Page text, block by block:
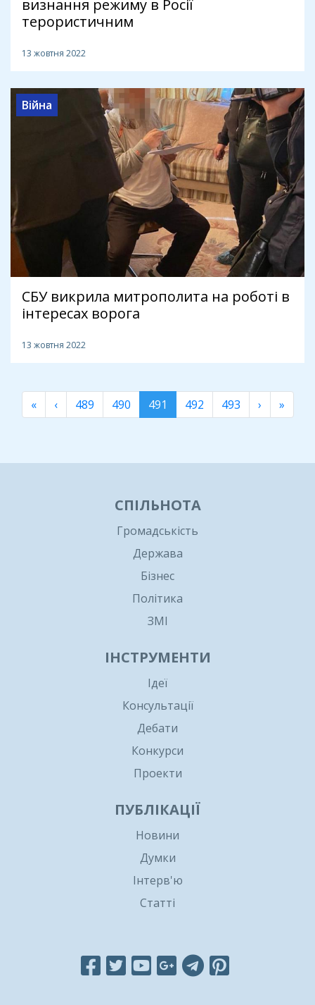
визнання режиму в Росії
терористичним
13 жовтня 2022
Війна
СБУ викрила митрополита на роботі в
інтересах ворога
13 жовтня 2022
« ‹ 489 490 491 492 493 › »
СПІЛЬНОТА
Громадськість
Держава
Бізнес
Політика
ЗМІ
ІНСТРУМЕНТИ
Ідеї
Консультації
Дебати
Конкурси
Проекти
ПУБЛІКАЦІЇ
Новини
Думки
Інтерв'ю
Статті